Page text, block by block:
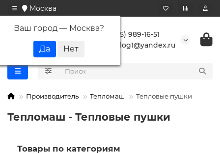
Москва
Ваш город — Москва?
+7 (495) 989-16-51
buranlog1@yandex.ru
Производитель Тепломаш Тепловые пушки
Тепломаш - Тепловые пушки
Товары по категориям